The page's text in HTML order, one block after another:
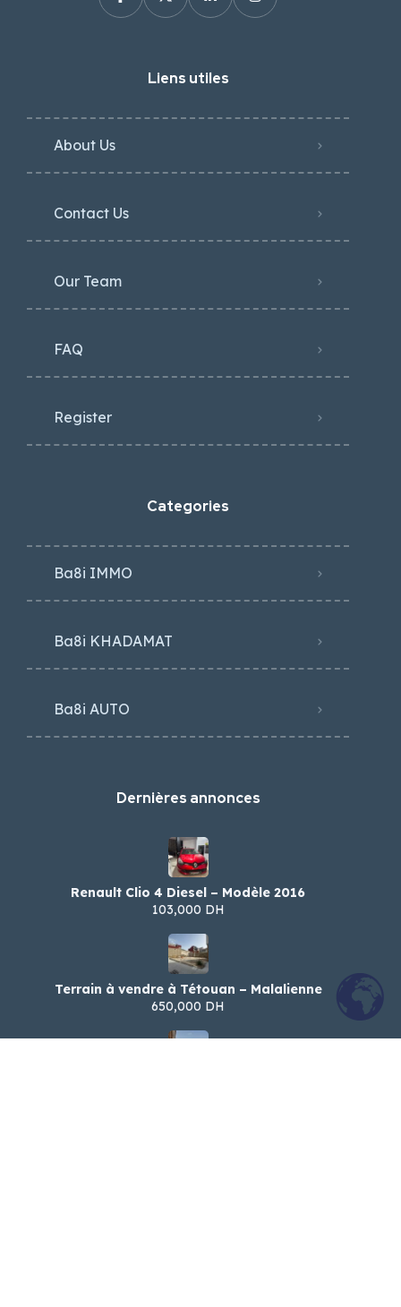
Liens utiles
About Us
Contact Us
Our Team
FAQ
Register
Categories
Ba8i IMMO
Ba8i KHADAMAT
Ba8i AUTO
Dernières annonces
Renault Clio 4 Diesel – Modèle 2016
103,000 DH
Terrain à vendre à Tétouan – Malalienne
650,000 DH